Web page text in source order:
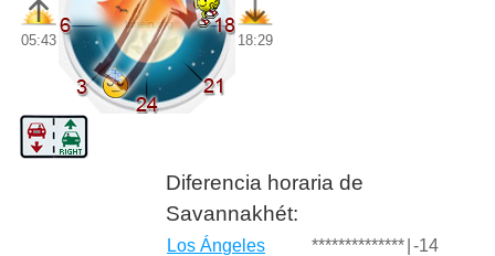
05:43 18:29
Diferencia horaria de
Savannakhét:
Los Ángeles ************** -14